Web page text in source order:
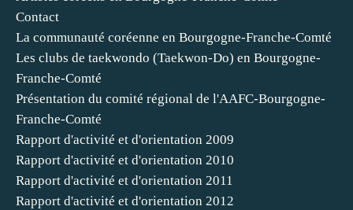
Contact
La communauté coréenne en Bourgogne-Franche-Comté
Les clubs de taekwondo (Taekwon-Do) en Bourgogne-
Franche-Comté
Présentation du comité régional de l'AAFC-Bourgogne-
Franche-Comté
Rapport d'activité et d'orientation 2009
Rapport d'activité et d'orientation 2010
Rapport d'activité et d'orientation 2011
Rapport d'activité et d'orientation 2012